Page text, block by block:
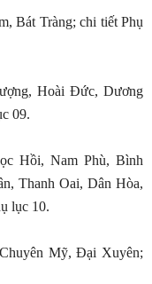
Bát Tràng; chi tiết Phụ
Hoài Đức, Dương
09.
Hồi, Nam Phù, Bình
Thanh Oai, Dân Hòa,
lục 10.
Mỹ, Đại Xuyên;